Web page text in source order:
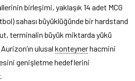
birleşimi, yaklaşık 14 adet MCG
sahası büyüklüğünde bir hardstand
terminalin büyük miktarda yükü
ulusal konteynerhacmini
genişletme hedeflerini